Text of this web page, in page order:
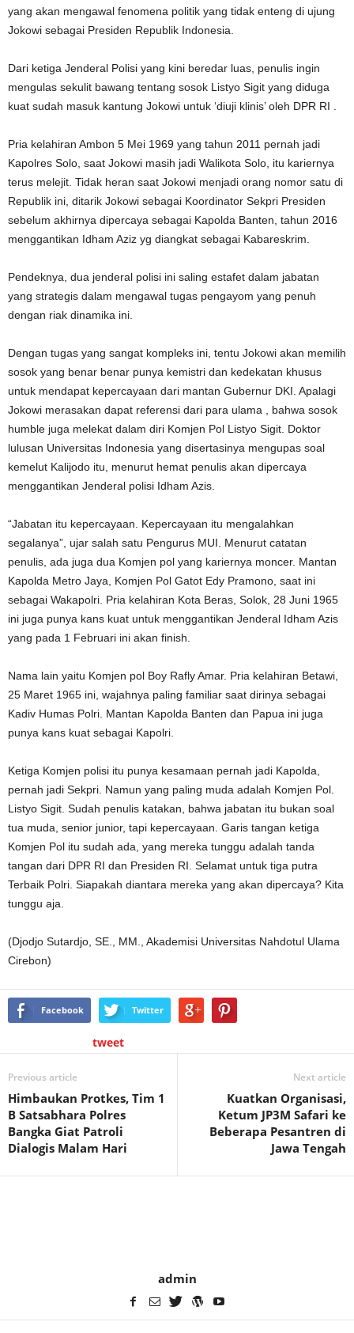
yang akan mengawal fenomena politik yang tidak enteng di ujung
Jokowi sebagai Presiden Republik Indonesia.
Dari ketiga Jenderal Polisi yang kini beredar luas, penulis ingin
mengulas sekulit bawang tentang sosok Listyo Sigit yang diduga
kuat sudah masuk kantung Jokowi untuk ‘diuji klinis’ oleh DPR RI .
Pria kelahiran Ambon 5 Mei 1969 yang tahun 2011 pernah jadi
Kapolres Solo, saat Jokowi masih jadi Walikota Solo, itu kariernya
terus melejit. Tidak heran saat Jokowi menjadi orang nomor satu di
Republik ini, ditarik Jokowi sebagai Koordinator Sekpri Presiden
sebelum akhirnya dipercaya sebagai Kapolda Banten, tahun 2016
menggantikan Idham Aziz yg diangkat sebagai Kabareskrim.
Pendeknya, dua jenderal polisi ini saling estafet dalam jabatan
yang strategis dalam mengawal tugas pengayom yang penuh
dengan riak dinamika ini.
Dengan tugas yang sangat kompleks ini, tentu Jokowi akan memilih
sosok yang benar benar punya kemistri dan kedekatan khusus
untuk mendapat kepercayaan dari mantan Gubernur DKI. Apalagi
Jokowi merasakan dapat referensi dari para ulama , bahwa sosok
humble juga melekat dalam diri Komjen Pol Listyo Sigit. Doktor
lulusan Universitas Indonesia yang disertasinya mengupas soal
kemelut Kalijodo itu, menurut hemat penulis akan dipercaya
menggantikan Jenderal polisi Idham Azis.
“Jabatan itu kepercayaan. Kepercayaan itu mengalahkan
segalanya”, ujar salah satu Pengurus MUI. Menurut catatan
penulis, ada juga dua Komjen pol yang kariernya moncer. Mantan
Kapolda Metro Jaya, Komjen Pol Gatot Edy Pramono, saat ini
sebagai Wakapolri. Pria kelahiran Kota Beras, Solok, 28 Juni 1965
ini juga punya kans kuat untuk menggantikan Jenderal Idham Azis
yang pada 1 Februari ini akan finish.
Nama lain yaitu Komjen pol Boy Rafly Amar. Pria kelahiran Betawi,
25 Maret 1965 ini, wajahnya paling familiar saat dirinya sebagai
Kadiv Humas Polri. Mantan Kapolda Banten dan Papua ini juga
punya kans kuat sebagai Kapolri.
Ketiga Komjen polisi itu punya kesamaan pernah jadi Kapolda,
pernah jadi Sekpri. Namun yang paling muda adalah Komjen Pol.
Listyo Sigit. Sudah penulis katakan, bahwa jabatan itu bukan soal
tua muda, senior junior, tapi kepercayaan. Garis tangan ketiga
Komjen Pol itu sudah ada, yang mereka tunggu adalah tanda
tangan dari DPR RI dan Presiden RI. Selamat untuk tiga putra
Terbaik Polri. Siapakah diantara mereka yang akan dipercaya? Kita
tunggu aja.
(Djodjo Sutardjo, SE., MM., Akademisi Universitas Nahdotul Ulama
Cirebon)
Facebook Twitter
tweet
Previous article
Himbaukan Protkes, Tim 1
B Satsabhara Polres
Bangka Giat Patroli
Dialogis Malam Hari
Next article
Kuatkan Organisasi,
Ketum JP3M Safari ke
Beberapa Pesantren di
Jawa Tengah
admin